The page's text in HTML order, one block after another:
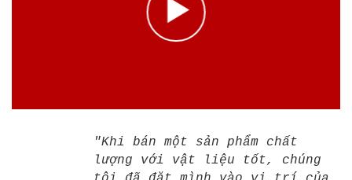
"Khi bán một sản phẩm chất
lượng với vật liệu tốt, chúng